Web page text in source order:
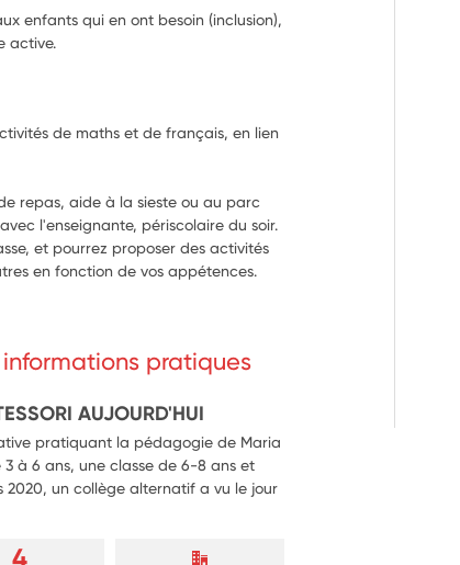
enfants qui en ont besoin (inclusion),
active.
de maths et de français, en lien
repas, aide à la sieste ou au parc
l'enseignante, périscolaire du soir.
et pourrez proposer des activités
en fonction de vos appétences.
pratiques
AUJOURD'HUI
pratiquant la pédagogie de Maria
3 à 6 ans, une classe de 6-8 ans et
2020, un collège alternatif a vu le jour
4